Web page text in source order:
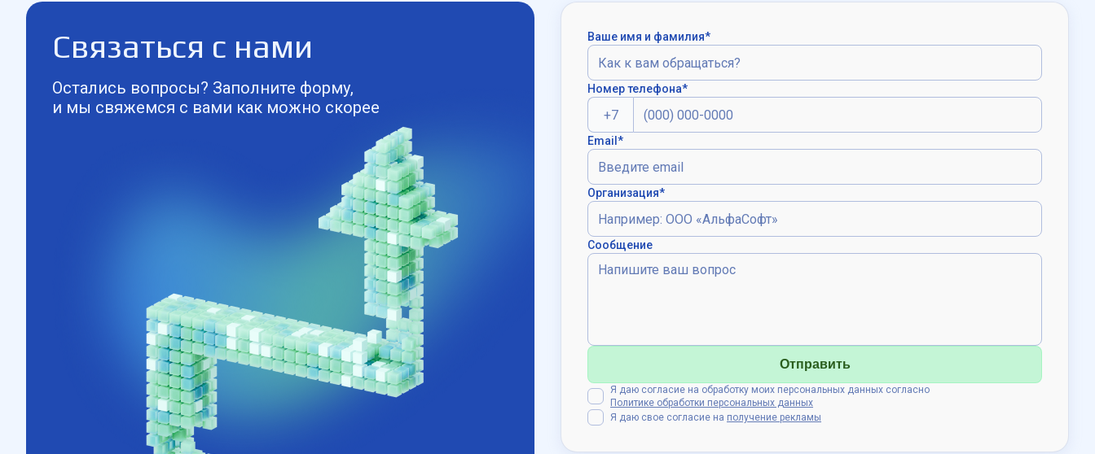
Связаться с нами
Остались вопросы? Заполните форму,
и мы свяжемся с вами как можно скорее
Ваше имя и фамилия*
Номер телефона*
+7
Email*
Организация*
Сообщение
Отправить
Я даю согласие на обработку моих персональных данных согласно
Политике обработки персональных данных
Я даю свое согласие на получение рекламы